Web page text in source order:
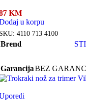
KM
u korpu
4110 713 4100
Brend
GarancijaBEZ